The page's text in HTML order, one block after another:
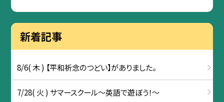
新着記事
8/6( 木 ) 【平和祈念のつどい】がありました。
7/28( 火 ) サマースクール～英語で遊ぼう！～